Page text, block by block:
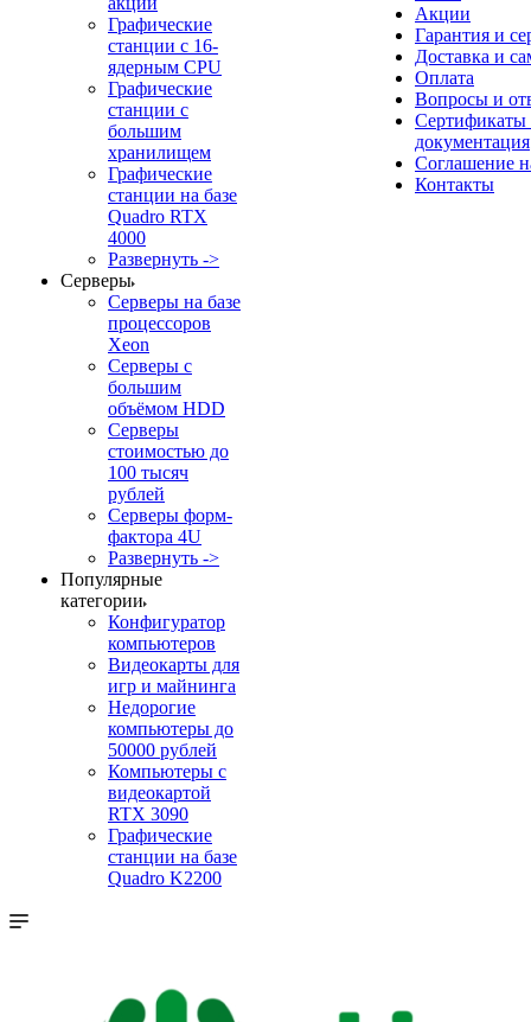
Графические
станции с 16-
ядерным CPU
Графические
станции с
большим
хранилищем
Графические
станции на базе
Quadro RTX
4000
Развернуть ->
Серверы
Серверы на базе
процессоров
Xeon
Серверы с
большим
объёмом HDD
Серверы
стоимостью до
100 тысяч
рублей
Серверы форм-
фактора 4U
Развернуть ->
Популярные
категории
Конфигуратор
компьютеров
Видеокарты для
игр и майнинга
Недорогие
компьютеры до
50000 рублей
Компьютеры с
видеокартой
RTX 3090
Графические
станции на базе
Quadro K2200
Акции
Гарантия и
Доставка и
Оплата
Вопросы и
Сертификаты
документация
Соглашение
Контакты